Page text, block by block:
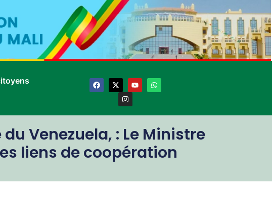
Venezuela, : Le Ministre
liens de coopération